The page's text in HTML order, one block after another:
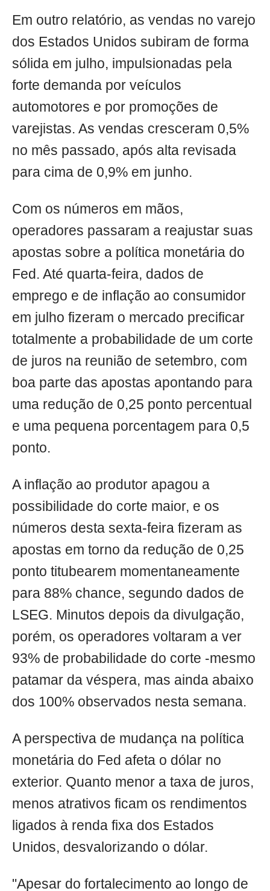
Em outro relatório, as vendas no varejo
dos Estados Unidos subiram de forma
sólida em julho, impulsionadas pela
forte demanda por veículos
automotores e por promoções de
varejistas. As vendas cresceram 0,5%
no mês passado, após alta revisada
para cima de 0,9% em junho.
Com os números em mãos,
operadores passaram a reajustar suas
apostas sobre a política monetária do
Fed. Até quarta-feira, dados de
emprego e de inflação ao consumidor
em julho fizeram o mercado precificar
totalmente a probabilidade de um corte
de juros na reunião de setembro, com
boa parte das apostas apontando para
uma redução de 0,25 ponto percentual
e uma pequena porcentagem para 0,5
ponto.
A inflação ao produtor apagou a
possibilidade do corte maior, e os
números desta sexta-feira fizeram as
apostas em torno da redução de 0,25
ponto titubearem momentaneamente
para 88% chance, segundo dados de
LSEG. Minutos depois da divulgação,
porém, os operadores voltaram a ver
93% de probabilidade do corte -mesmo
patamar da véspera, mas ainda abaixo
dos 100% observados nesta semana.
A perspectiva de mudança na política
monetária do Fed afeta o dólar no
exterior. Quanto menor a taxa de juros,
menos atrativos ficam os rendimentos
ligados à renda fixa dos Estados
Unidos, desvalorizando o dólar.
"Apesar do fortalecimento ao longo de